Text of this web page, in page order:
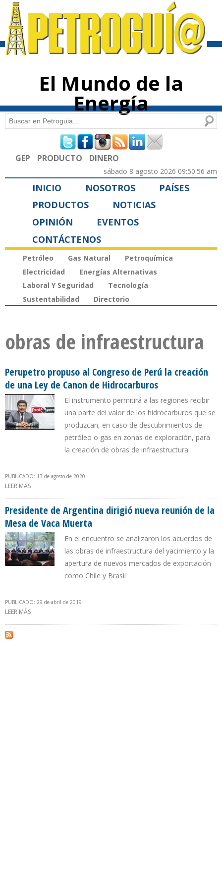
contenido
El Mundo de la
Energía
Formulario de búsqueda
Buscar
GEP PRODUCTO DINERO
sábado 8 agosto 2026 09:50:56 am
INICIO NOSOTROS
PAÍSES
PRODUCTOS
NOTICIAS
OPINIÓN
EVENTOS
CONTÁCTENOS
Petróleo Gas Natural
Petroquímica
Electricidad
Energías Alternativas
Laboral Y Seguridad
Tecnología
Sustentabilidad
Directorio
obras de infraestructura
Perupetro propuso al Congreso de Perú la creación
de una Ley de Canon de Hidrocarburos
El instrumento permitirá a las regiones recibir
una parte del valor de los hidrocarburos que se
produzcan, en caso de descubrimientos de
petróleo o gas en zonas de exploración, para
la creación de obras de infraestructura
PUBLICADO: 13 de agosto de 2020
LEER MÁS
Presidente de Argentina dirigió nueva reunión de la
Mesa de Vaca Muerta
En el encuentro se analizaron los acuerdos de
las obras de infraestructura del yacimiento y la
apertura de nuevos mercados de exportación
como Chile y Brasil
PUBLICADO: 29 de abril de 2019
LEER MÁS